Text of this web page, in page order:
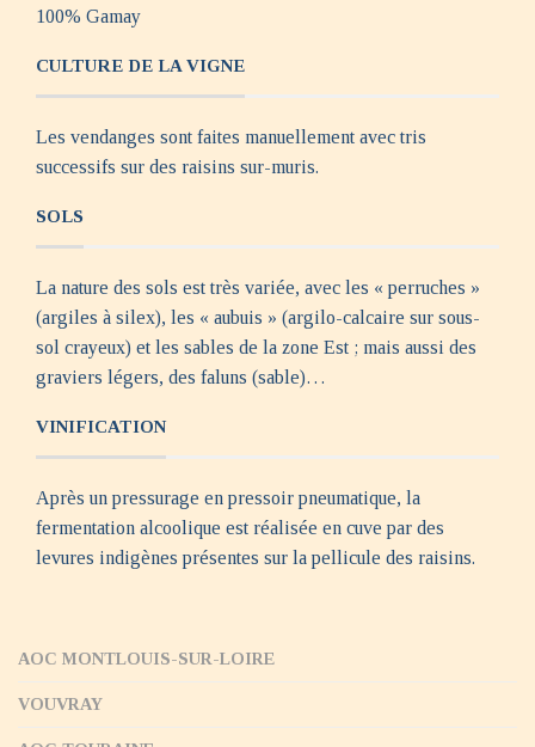
100% Gamay
CULTURE DE LA VIGNE
Les vendanges sont faites manuellement avec tris
successifs sur des raisins sur-muris.
SOLS
La nature des sols est très variée, avec les « perruches »
(argiles à silex), les « aubuis » (argilo-calcaire sur sous-
sol crayeux) et les sables de la zone Est ; mais aussi des
graviers légers, des faluns (sable)…
VINIFICATION
Après un pressurage en pressoir pneumatique, la
fermentation alcoolique est réalisée en cuve par des
levures indigènes présentes sur la pellicule des raisins.
AOC MONTLOUIS-SUR-LOIRE
VOUVRAY